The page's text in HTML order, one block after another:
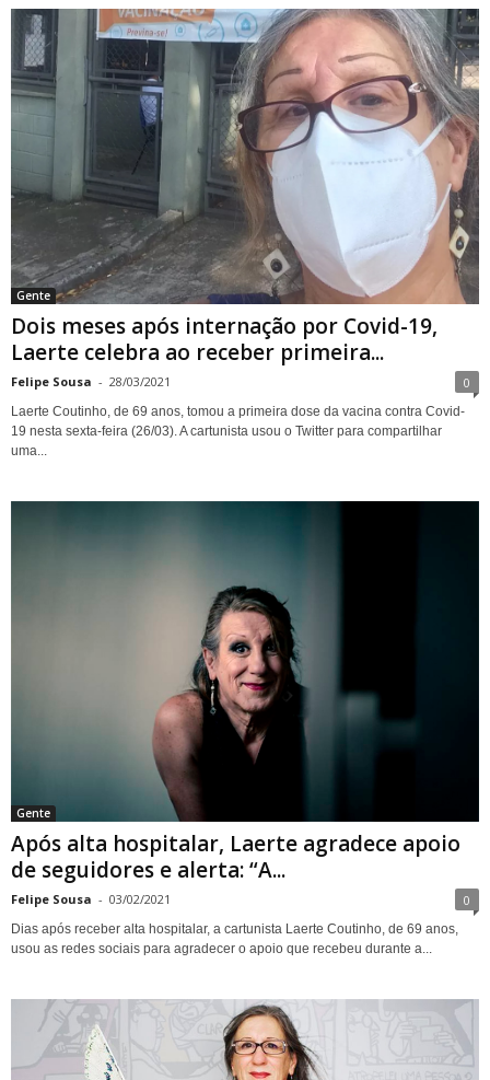
Gente
Dois meses após internação por Covid-19,
Laerte celebra ao receber primeira...
Felipe Sousa - 28/03/2021 0
Laerte Coutinho, de 69 anos, tomou a primeira dose da vacina contra Covid-
19 nesta sexta-feira (26/03). A cartunista usou o Twitter para compartilhar
uma...
Gente
Após alta hospitalar, Laerte agradece apoio
de seguidores e alerta: “A...
Felipe Sousa - 03/02/2021 0
Dias após receber alta hospitalar, a cartunista Laerte Coutinho, de 69 anos,
usou as redes sociais para agradecer o apoio que recebeu durante a...